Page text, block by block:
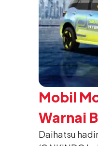
Mobil
Warnai
Daihatsu